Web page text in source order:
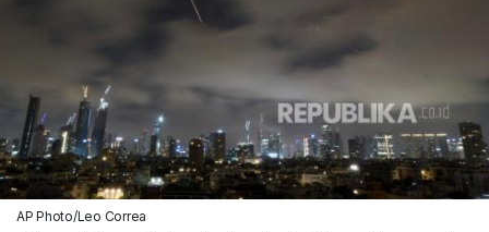
AP Photo/Leo Correa